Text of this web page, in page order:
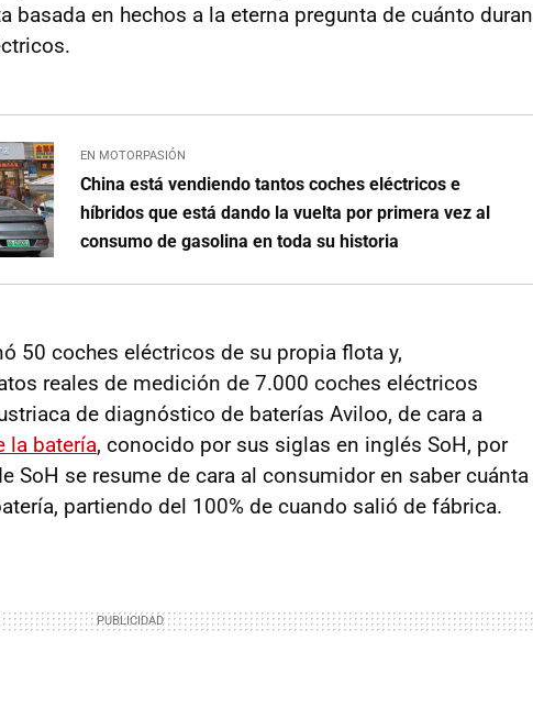
basada en hechos a la eterna pregunta de cuánto duran
EN MOTORPASIÓN
China está vendiendo tantos coches eléctricos e
híbridos que está dando la vuelta por primera vez al
consumo de gasolina en toda su historia
50 coches eléctricos de su propia flota y,
reales de medición de 7.000 coches eléctricos
de diagnóstico de baterías Aviloo, de cara a
la batería, conocido por sus siglas en inglés SoH, por
SoH se resume de cara al consumidor en saber cuánta
partiendo del 100% de cuando salió de fábrica.